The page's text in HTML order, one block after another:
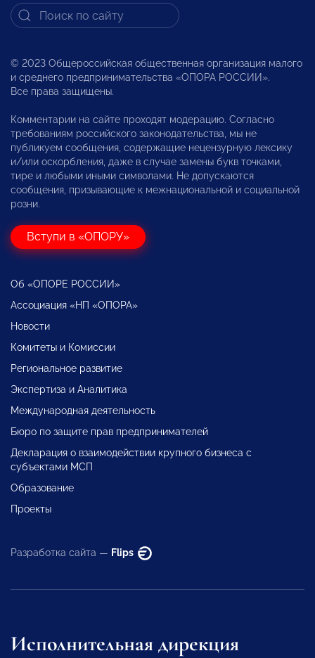
© 2023 Общероссийская общественная организация малого
и среднего предпринимательства «ОПОРА РОССИИ».
Все права защищены.
Комментарии на сайте проходят модерацию. Согласно
требованиям российского законодательства, мы не
публикуем сообщения, содержащие нецензурную лексику
и/или оскорбления, даже в случае замены букв точками,
тире и любыми иными символами. Не допускаются
сообщения, призывающие к межнациональной и социальной
розни.
Вступи в «ОПОРУ»
Об «ОПОРЕ РОССИИ»
Ассоциация «НП «ОПОРА»
Новости
Комитеты и Комиссии
Региональное развитие
Экспертиза и Аналитика
Международная деятельность
Бюро по защите прав предпринимателей
Декларация о взаимодействии крупного бизнеса с
субъектами МСП
Образование
Проекты
Разработка сайта — Flips
Исполнительная дирекция